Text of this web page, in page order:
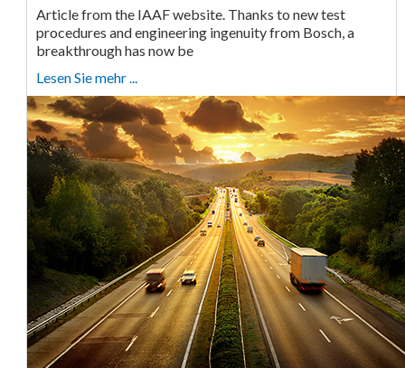
Article from the IAAF website. Thanks to new test
procedures and engineering ingenuity from Bosch, a
breakthrough has now be
Lesen Sie mehr ...